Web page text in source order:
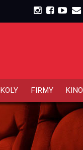
FIRMY KINO